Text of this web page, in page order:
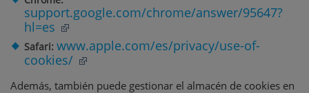
support.google.com/chrome/answer/95647?
hl=es
Safari: www.apple.com/es/privacy/use-of-
cookies/
Además, también puede gestionar el almacén de cookies en